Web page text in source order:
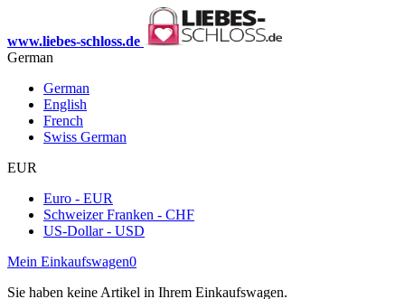
www.liebes-schloss.de
German
German
English
French
Swiss German
EUR
Euro - EUR
Schweizer Franken - CHF
US-Dollar - USD
Mein Einkaufswagen0
Sie haben keine Artikel in Ihrem Einkaufswagen.